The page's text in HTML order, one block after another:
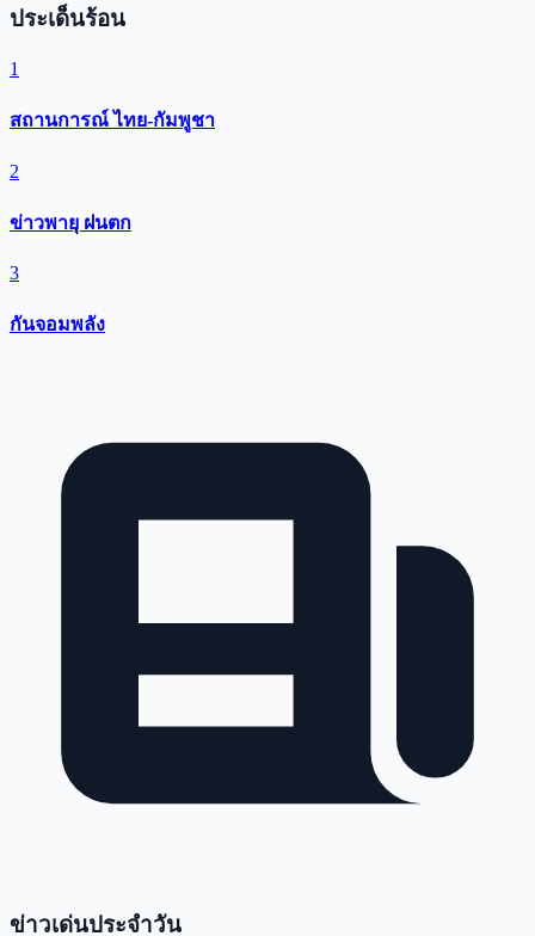
ประเด็นร้อน
1
สถานการณ์ ไทย-กัมพูชา
2
ข่าวพายุ ฝนตก
3
กันจอมพลัง
ข่าวเด่นประจำวัน